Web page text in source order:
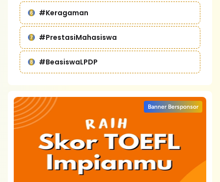
#Keragaman
#PrestasiMahasiswa
#BeasiswaLPDP
Banner Bersponsor